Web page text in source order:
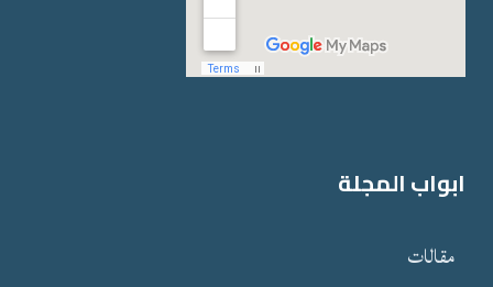
ابواب المجلة
مقالات